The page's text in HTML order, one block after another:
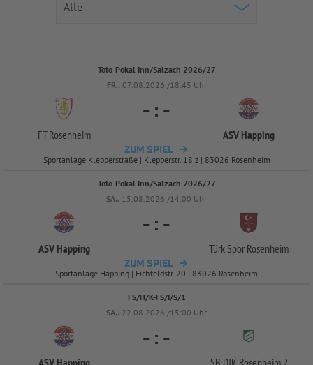
Toto-Pokal Inn/Salzach 2026/27
FR.. 07.08.2026 /18:45 Uhr
FT Rosenheim
- : -
ASV Happing
ZUM SPIEL
Sportanlage Klepperstraße | Klepperstr. 18 z | 83026 Rosenheim
Toto-Pokal Inn/Salzach 2026/27
SA.. 15.08.2026 /14:00 Uhr
ASV Happing
- : -
Türk Spor Rosenheim
ZUM SPIEL
Sportanlage Happing | Eichfeldstr. 20 | 83026 Rosenheim
FS/H/K-FS/I/S/1
SA.. 22.08.2026 /15:00 Uhr
- : -